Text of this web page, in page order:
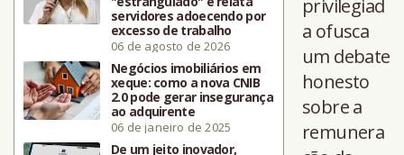
servidores adoecendo por
excesso de trabalho
06 de agosto de 2026
Negócios imobiliários em
xeque: como a nova CNIB
2.0 pode gerar insegurança
ao adquirente
06 de janeiro de 2025
De um jeito inovador,
privilegiad
a ofusca
um debate
honesto
sobre a
remunera